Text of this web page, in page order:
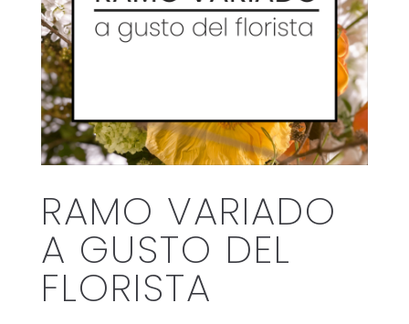
RAMO VARIADO
A GUSTO DEL
FLORISTA